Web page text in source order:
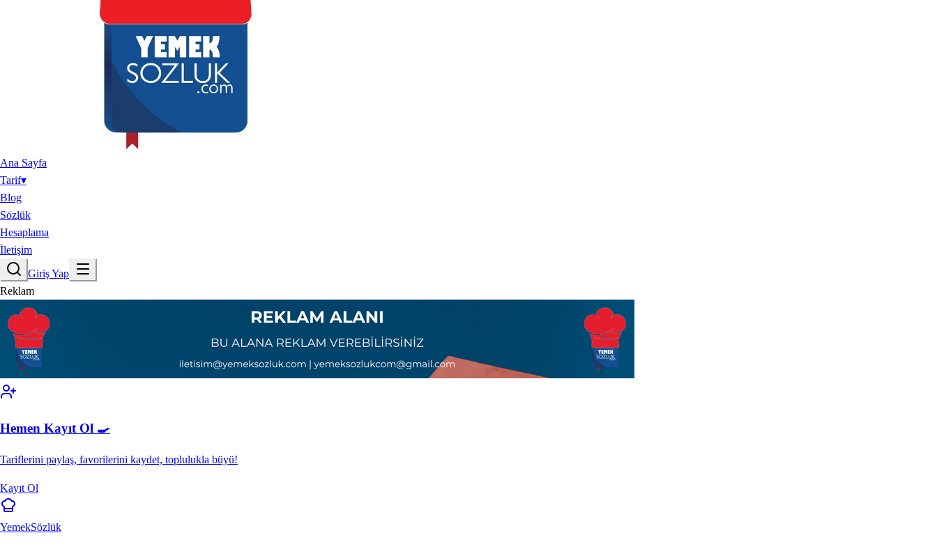
Ana Sayfa
Tarif▾
Blog
Sözlük
Hesaplama
İletişim
Giriş Yap
Reklam
Hemen Kayıt Ol 🍳
Tariflerini paylaş, favorilerini kaydet, toplulukla büyü!
Kayıt Ol
YemekSözlük